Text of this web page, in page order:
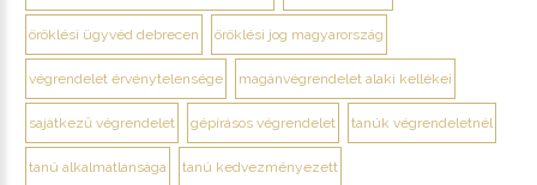
öröklési ügyvéd debrecen öröklési jog magyarország
végrendelet érvénytelensége magánvégrendelet alaki kellékei
sajátkezű végrendelet gépírásos végrendelet tanúk végrendeletnél
tanú alkalmatlansága tanú kedvezményezett